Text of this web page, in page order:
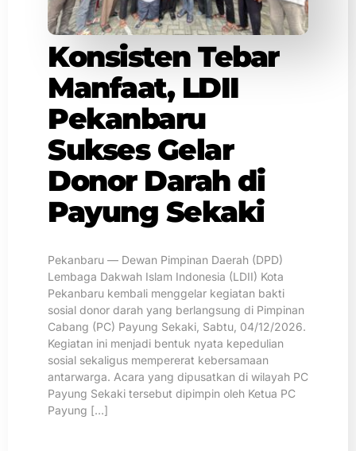
Konsisten Tebar
Manfaat, LDII
Pekanbaru
Sukses Gelar
Donor Darah di
Payung Sekaki
Pekanbaru — Dewan Pimpinan Daerah (DPD)
Lembaga Dakwah Islam Indonesia (LDII) Kota
Pekanbaru kembali menggelar kegiatan bakti
sosial donor darah yang berlangsung di Pimpinan
Cabang (PC) Payung Sekaki, Sabtu, 04/12/2026.
Kegiatan ini menjadi bentuk nyata kepedulian
sosial sekaligus mempererat kebersamaan
antarwarga. Acara yang dipusatkan di wilayah PC
Payung Sekaki tersebut dipimpin oleh Ketua PC
Payung […]